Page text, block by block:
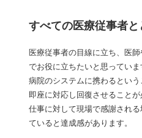
すべての医療従事者と
医療従事者の目線に立ち、医
でお役に立ちたいと思っていま
病院のシステムに携わるとい
即座に対応し回復させること
仕事に対して現場で感謝され
ていると達成感があります。